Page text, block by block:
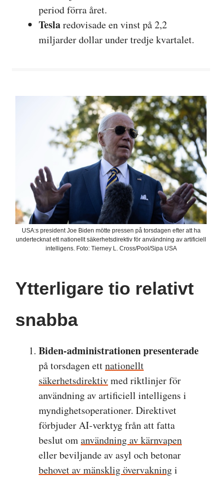
period förra året.
Teslaredovisade en vinst på 2,2
miljarder dollar under tredje kvartalet.
USA:s president Joe Biden mötte pressen på torsdagen efter att ha
undertecknat ett nationellt säkerhetsdirektiv för användning av artificiell
intelligens. Foto: Tierney L. Cross/Pool/Sipa USA
Ytterligare tio relativt
snabba
Biden-administrationen presenterade
på torsdagen ettnationellt
säkerhetsdirektivmed riktlinjer för
användning av artificiell intelligens i
myndighetsoperationer. Direktivet
förbjuder AI-verktyg från att fatta
beslut omanvändning av kärnvapen
eller beviljande av asyl och betonar
behovet av mänsklig övervakningi